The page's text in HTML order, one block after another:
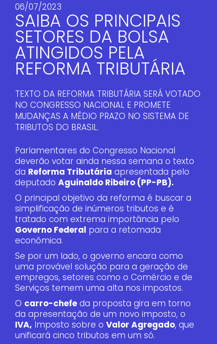
06/07/2023
SAIBA OS PRINCIPAIS
SETORES DA BOLSA
ATINGIDOS PELA
REFORMA TRIBUTÁRIA
TEXTO DA REFORMA TRIBUTÁRIA SERÁ VOTADO
NO CONGRESSO NACIONAL E PROMETE
MUDANÇAS A MÉDIO PRAZO NO SISTEMA DE
TRIBUTOS DO BRASIL.
Parlamentares do Congresso Nacional
deverão votar ainda nessa semana o texto
da Reforma Tributária apresentada pelo
deputadoAguinaldo Ribeiro (PP-PB).
O principal objetivo da reforma é buscar a
simplificação de inúmeros tributos e é
tratado com extrema importância pelo
Governo Federal para a retomada
econômica.
Se por um lado, o governo encara como
uma provável solução para a geração de
empregos, setores como o Comércio e de
Serviços temem uma alta nos impostos.
O carro-chefe da proposta gira em torno
da apresentação de um novo imposto, o
IVA, Imposto sobre oValor Agregado, que
unificará cinco tributos em um só.